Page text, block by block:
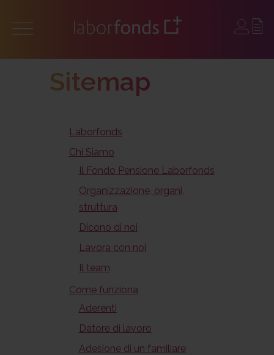
Sitemap
Laborfonds
Chi Siamo
Il Fondo Pensione Laborfonds
Organizzazione, organi,
struttura
Dicono di noi
Lavora con noi
Il team
Come funziona
Aderenti
Datore di lavoro
Adesione di un familiare